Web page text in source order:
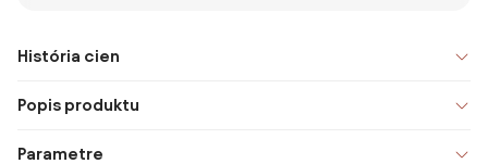
História cien
Popis produktu
Parametre